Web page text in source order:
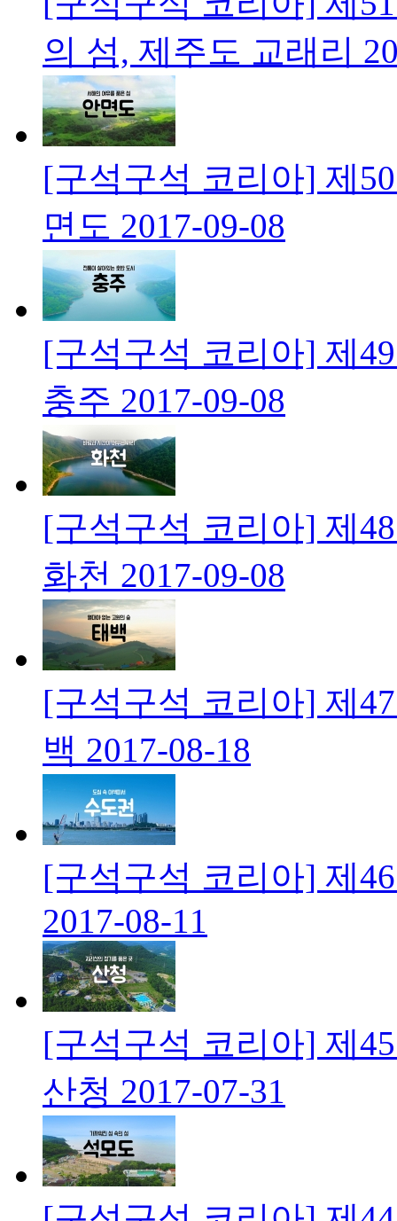
의 섬, 제주도 교래리
[구석구석 코리아] 제
면도 2017-09-08
[구석구석 코리아] 제
충주 2017-09-08
[구석구석 코리아] 제
화천 2017-09-08
[구석구석 코리아] 제
백 2017-08-18
[구석구석 코리아] 제
2017-08-11
[구석구석 코리아] 제
산청 2017-07-31